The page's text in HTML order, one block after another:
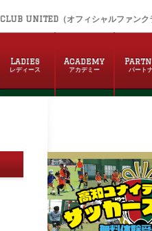
CLUB UNITED（オフィシャルファンク
Ladies
レディース
Academy
アカデミー パート